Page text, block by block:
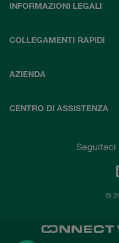
INFORMAZIONI LEGALI
COLLEGAMENTI RAPIDI
AZIENDA
CENTRO DI ASSISTENZA
Seguiteci
©